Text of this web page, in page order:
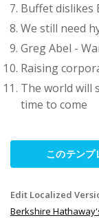
Buffet dislikes
We still need
Greg Abel -
Raising
The world will
time to come
このテンプ
Edit Localized
Berkshire